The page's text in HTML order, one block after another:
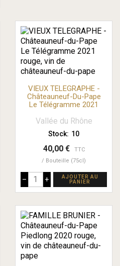
VIEUX TELEGRAPHE -
Châteauneuf-Du-Pape
Le Télégramme 2021
Vallée du Rhône
Stock: 10
40,00 €
TTC
Bouteille (75cl)
– +
AJOUTER AU
PANIER